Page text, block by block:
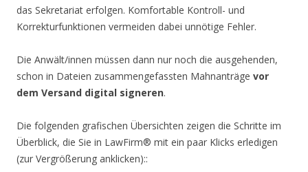
das Sekretariat erfolgen. Komfortable Kontroll- und
Korrekturfunktionen vermeiden dabei unnötige Fehler.
Die Anwält/innen müssen dann nur noch die ausgehenden,
schon in Dateien zusammengefassten Mahnanträge vor
dem Versand digital signeren.
Die folgenden grafischen Übersichten zeigen die Schritte im
Überblick, die Sie in LawFirm® mit ein paar Klicks erledigen
(zur Vergrößerung anklicken)::